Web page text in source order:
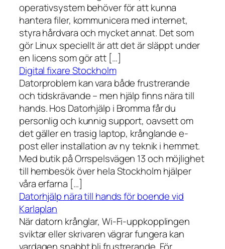
operativsystem behöver för att kunna
hantera filer, kommunicera med internet,
styra hårdvara och mycket annat. Det som
gör Linux speciellt är att det är släppt under
en licens som gör att […]
Digital fixare Stockholm
Datorproblem kan vara både frustrerande
och tidskrävande – men hjälp finns nära till
hands. Hos Datorhjälp i Bromma får du
personlig och kunnig support, oavsett om
det gäller en trasig laptop, krånglande e-
post eller installation av ny teknik i hemmet.
Med butik på Orrspelsvägen 13 och möjlighet
till hembesök över hela Stockholm hjälper
våra erfarna […]
Datorhjälp nära till hands för boende vid
Karlaplan
När datorn krånglar, Wi-Fi-uppkopplingen
sviktar eller skrivaren vägrar fungera kan